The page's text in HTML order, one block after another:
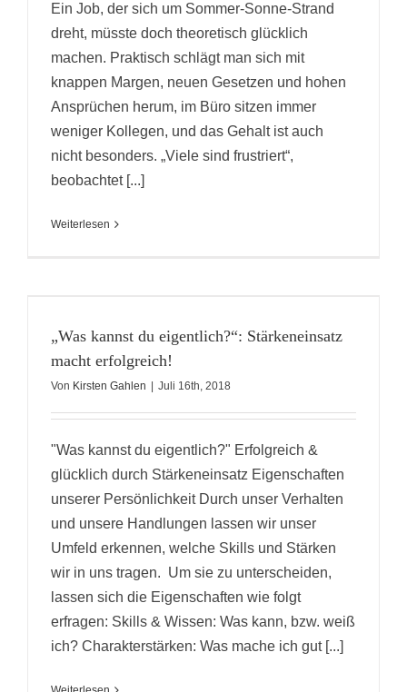
Ein Job, der sich um Sommer-Sonne-Strand
dreht, müsste doch theoretisch glücklich
machen. Praktisch schlägt man sich mit
knappen Margen, neuen Gesetzen und hohen
Ansprüchen herum, im Büro sitzen immer
weniger Kollegen, und das Gehalt ist auch
nicht besonders. „Viele sind frustriert“,
beobachtet [...]
Weiterlesen
„Was kannst du eigentlich?“: Stärkeneinsatz
macht erfolgreich!
Von Kirsten Gahlen Juli 16th, 2018
"Was kannst du eigentlich?" Erfolgreich &
glücklich durch Stärkeneinsatz Eigenschaften
unserer Persönlichkeit Durch unser Verhalten
und unsere Handlungen lassen wir unser
Umfeld erkennen, welche Skills und Stärken
wir in uns tragen. Um sie zu unterscheiden,
lassen sich die Eigenschaften wie folgt
erfragen: Skills & Wissen: Was kann, bzw. weiß
ich? Charakterstärken: Was mache ich gut [...]